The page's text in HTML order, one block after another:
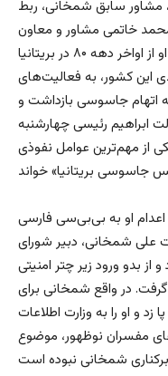
مشاور سابق شمخانی، ربط
خاتمی مشاور و معاون
وزیر دفاع وقت، علی شمخانی، بود. او از اواخر دهه ۸۰ در بریتانیا
کشور، به فعالیت‌های
مشغول بود. اکبری سال ۱۳۹۸ به اتهام جاسوسی بازداشت و
ابراهیم رئیسی چهارشنبه
را «یکی از مهم‌ترین عوامل نفوذی
اعدام او به بی‌بی‌سی فارسی
تیرماه ۱۳۹۸ به دعوت علی شمخانی، دبیر شورای
از بدو ورود زیر چتر امنیتی
گرفت. در واقع شمخانی برای
و او را به وزارت اطلاعات
مفسران نوظهور، موضوع